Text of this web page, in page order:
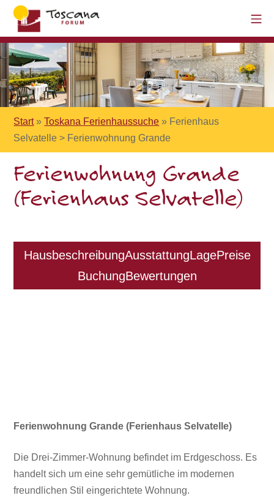
Start»Toskana Ferienhaussuche » Ferienhaus
Selvatelle > Ferienwohnung Grande
Ferienwohnung Grande
(Ferienhaus Selvatelle)
HausbeschreibungAusstattungLagePreise
BuchungBewertungen
Ferienwohnung Grande (Ferienhaus Selvatelle)
Die Drei-Zimmer-Wohnung befindet im Erdgeschoss. Es
handelt sich um eine sehr gemütliche im modernen
freundlichen Stil eingerichtete Wohnung.